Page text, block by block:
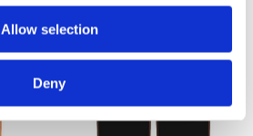
Allow selection
Deny